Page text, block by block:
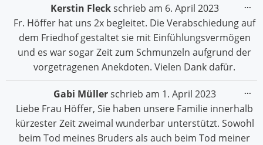
Kerstin Fleckschrieb am 6. April 2023
Fr. Höffer hat uns 2x begleitet. Die Verabschiedung auf
dem Friedhof gestaltet sie mit Einfühlungsvermögen
und es war sogar Zeit zum Schmunzeln aufgrund der
vorgetragenen Anekdoten. Vielen Dank dafür.
...
Gabi Müllerschrieb am 1. April 2023
Liebe Frau Höffer, Sie haben unsere Familie innerhalb
kürzester Zeit zweimal wunderbar unterstützt. Sowohl
beim Tod meines Bruders als auch beim Tod meiner
...